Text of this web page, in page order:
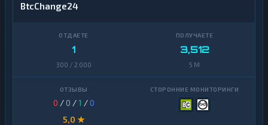
BtcChange24
1
300 / 2 000
3,512
5 M
0 / 0 /1 /0
5,0 ★